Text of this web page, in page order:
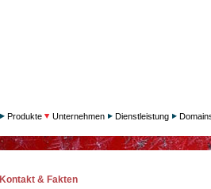
Produkte Unternehmen Dienstleistung
Kontakt & Fakten